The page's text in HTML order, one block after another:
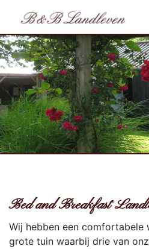
Bed and Breakfast
Wij hebben een comfortabele
grote tuin waarbij drie van